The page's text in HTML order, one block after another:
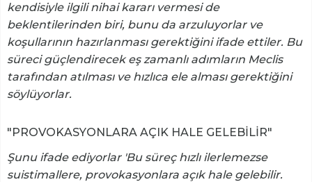
kendisiyle ilgili nihai kararı vermesi de
beklentilerinden biri, bunu da arzuluyorlar ve
koşullarının hazırlanması gerektiğini ifade ettiler. Bu
süreci güçlendirecek eş zamanlı adımların Meclis
tarafından atılması ve hızlıca ele alması gerektiğini
söylüyorlar.
"PROVOKASYONLARA AÇIK HALE GELEBİLİR"
Şunu ifade ediyorlar 'Bu süreç hızlı ilerlemezse
suistimallere, provokasyonlara açık hale gelebilir.